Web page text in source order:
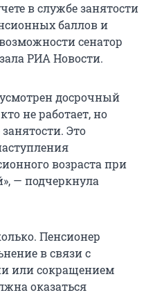
в службе занятости
баллов и
сенатор
РИА Новости.
досрочный
не работает, но
Это
возраста при
— подчеркнула
Пенсионер
в связи с
или сокращением
оказаться